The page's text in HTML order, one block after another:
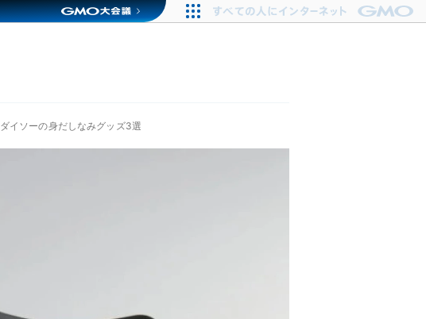
ダイソーの身だしなみグッズ3選